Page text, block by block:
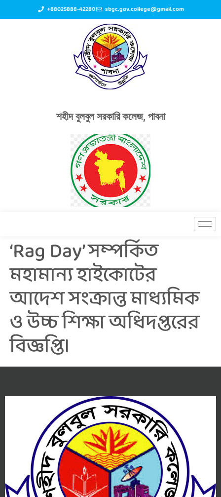
+88025888-42280 sbgc.gov.college@gmail.com
শহীদ বুলবুল সরকারি কলেজ, পাবনা
‘Rag Day’ সম্পর্কিত
মহামান্য হাইকোটের
আদেশ সংক্রান্ত মাধ্যমিক
ও উচ্চ শিক্ষা অধিদপ্তরের
বিজ্ঞপ্তি।